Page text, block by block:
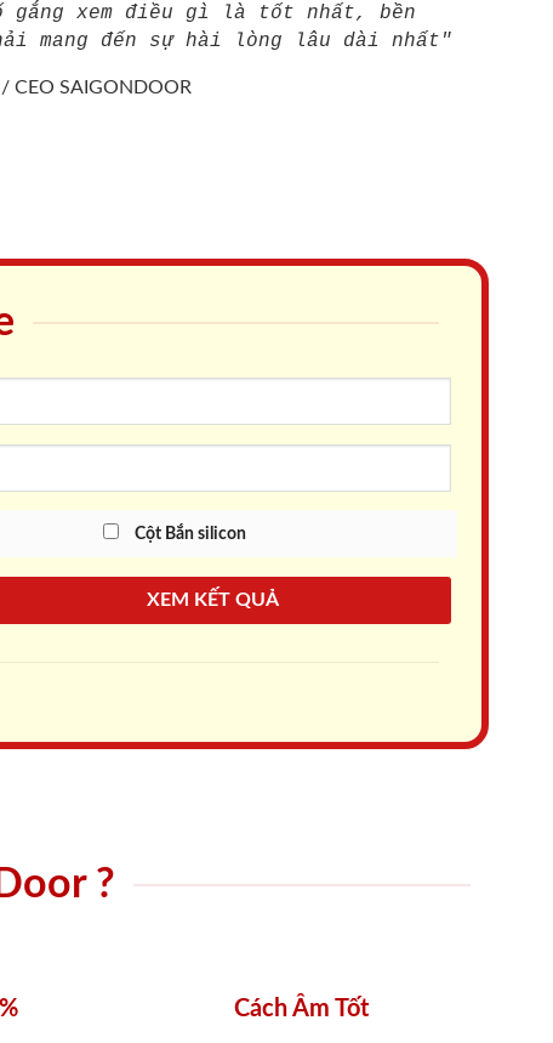
gắng xem điều gì là tốt nhất, bền
mang đến sự hài lòng lâu dài nhất"
/ CEO SAIGONDOOR
Cột Bắn silicon
XEM KẾT QUẢ
?
Cách Âm Tốt